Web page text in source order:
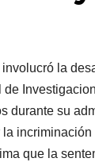
la
durante su
que la